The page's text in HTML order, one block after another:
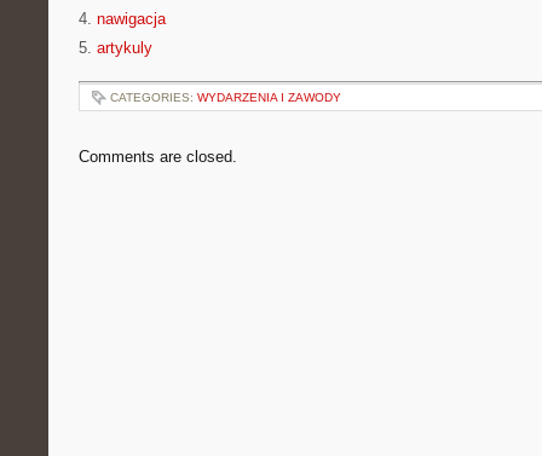
4. nawigacja
5. artykuly
CATEGORIES: WYDARZENIA I ZAWODY
Comments are closed.